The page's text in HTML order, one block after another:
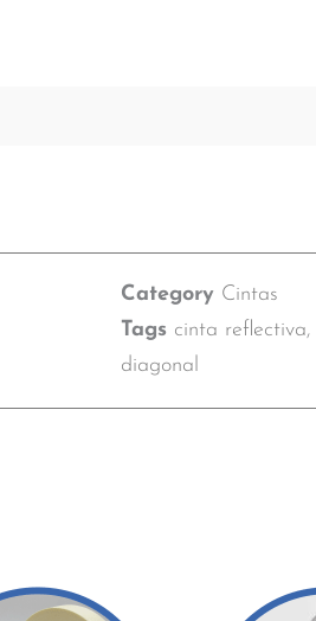
Category Cintas
Tags cinta reflectiva,
diagonal